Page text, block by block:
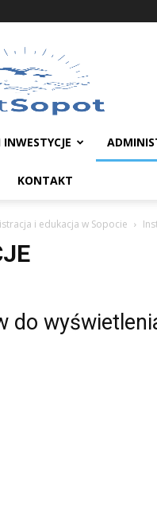
Portal
Sopot
KONTAKT
i edukacja w Sopocie
do